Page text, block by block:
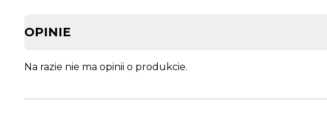
OPINIE
Na razie nie ma opinii o produkcie.